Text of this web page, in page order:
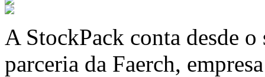
A StockPack conta desde
parceria da Faerch,